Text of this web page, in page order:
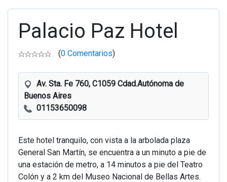
Palacio Paz Hotel
(0 Comentarios)
Av. Sta. Fe 760, C1059 Cdad.Autónoma de
Buenos Aires
01153650098
Este hotel tranquilo, con vista a la arbolada plaza
General San Martín, se encuentra a un minuto a pie de
una estación de metro, a 14 minutos a pie del Teatro
Colón y a 2 km del Museo Nacional de Bellas Artes.